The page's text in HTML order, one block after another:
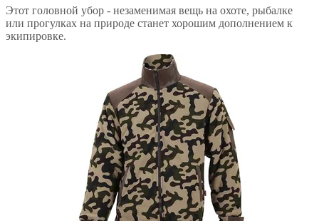
Этот головной убор - незаменимая вещь на охоте, рыбалке
или прогулках на природе станет хорошим дополнением к
экипировке.